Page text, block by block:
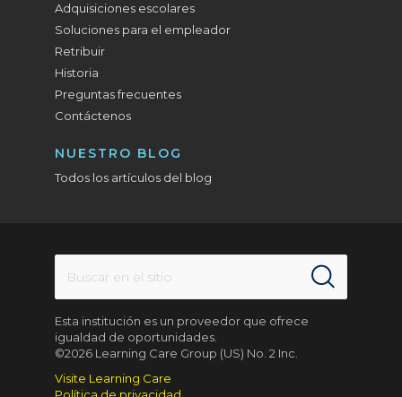
Adquisiciones escolares
Soluciones para el empleador
Retribuir
Historia
Preguntas frecuentes
Contáctenos
NUESTRO BLOG
Todos los artículos del blog
Esta institución es un proveedor que ofrece
igualdad de oportunidades.
©2026 Learning Care Group (US) No. 2 Inc.
Visite Learning Care